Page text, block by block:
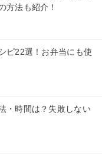
方法も紹介！
ピ22選！お弁当にも使
・時間は？失敗しない